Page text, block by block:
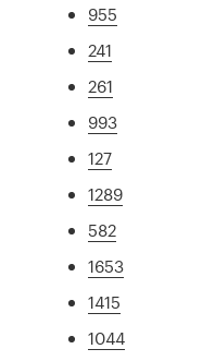
955
241
261
993
127
1289
582
1653
1415
1044